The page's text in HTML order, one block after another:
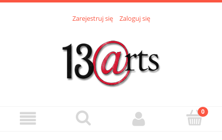
Zarejestruj się Zaloguj się